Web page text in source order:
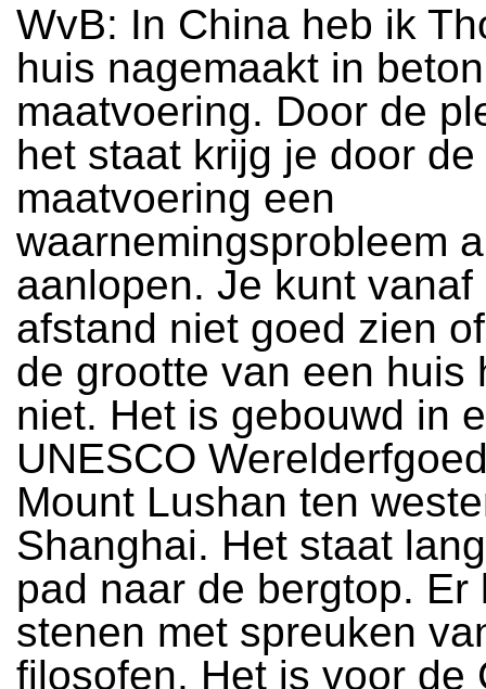
WvB: In China heb ik
huis nagemaakt in
maatvoering. Door de
het staat krijg je door de
maatvoering een
waarnemingsprobleem
aanlopen. Je kunt vanaf
afstand niet goed zien
de grootte van een huis
niet. Het is gebouwd in
UNESCO
Mount Lushan ten
Shanghai. Het staat
pad naar de bergtop. Er
stenen met spreuken
filosofen. Het is voor de